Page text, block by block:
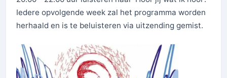
Iedere opvolgende week zal het programma worden
herhaald en is te beluisteren via uitzending gemist.